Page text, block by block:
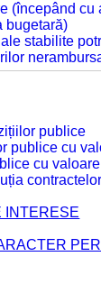
(începând cu
bugetară)
stabilite
publice
publice cu
cu
contractelor
INTERESE